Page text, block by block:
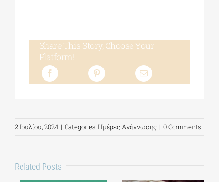
Share This Story, Choose Your
Platform!
2 Ιουλίου, 2024 | Categories:Ημέρες Ανάγνωσης | 0 Comments
Related Posts